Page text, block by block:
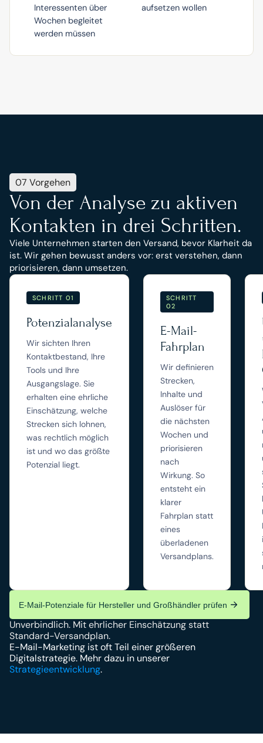
Interessenten über
Wochen begleitet
werden müssen
aufsetzen wollen
07 Vorgehen
Von der Analyse zu aktiven
Kontakten in drei Schritten.
Viele Unternehmen starten den Versand, bevor Klarheit da
ist. Wir gehen bewusst anders vor: erst verstehen, dann
priorisieren, dann umsetzen.
SCHRITT 01
Potenzialanalyse
Wir sichten Ihren
Kontaktbestand, Ihre
Tools und Ihre
Ausgangslage. Sie
erhalten eine ehrliche
Einschätzung, welche
Strecken sich lohnen,
was rechtlich möglich
ist und wo das größte
Potenzial liegt.
SCHRITT
02
E-Mail-
Fahrplan
Wir definieren
Strecken,
Inhalte und
Auslöser für
die nächsten
Wochen und
priorisieren
nach
Wirkung. So
entsteht ein
klarer
Fahrplan statt
eines
überladenen
Versandplans.
E-Mail-Potenziale für Hersteller und Großhändler prüfen
Unverbindlich. Mit ehrlicher Einschätzung statt
Standard-Versandplan.
E-Mail-Marketing ist oft Teil einer größeren
Strategieentwicklung.